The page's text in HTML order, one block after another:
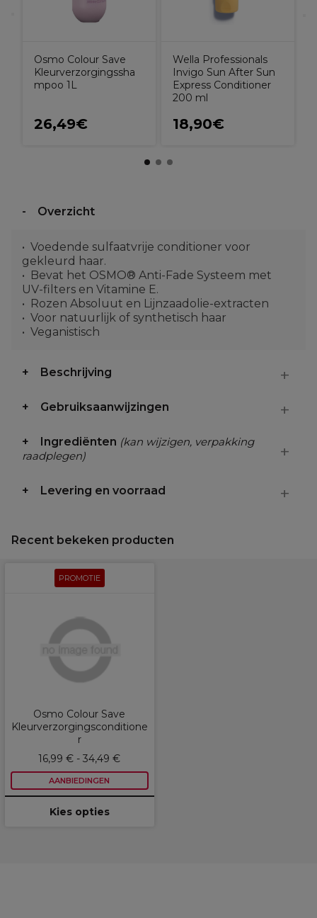
Osmo Colour Save
Kleurverzorgingssha
mpoo 1L
26,49€
Wella Professionals
Invigo Sun After Sun
Express Conditioner
200 ml
18,90€
Overzicht
Voedende sulfaatvrije conditioner voor
gekleurd haar.
Bevat het OSMO® Anti-Fade Systeem met
UV-filters en Vitamine E.
Rozen Absoluut en Lijnzaadolie-extracten
Voor natuurlijk of synthetisch haar
Veganistisch
Beschrijving
Gebruiksaanwijzingen
Ingrediënten (kan wijzigen, verpakking
raadplegen)
Levering en voorraad
Recent bekeken producten
PROMOTIE
Osmo Colour Save
Kleurverzorgingsconditione
r
16,99 € - 34,49 €
AANBIEDINGEN
Kies opties